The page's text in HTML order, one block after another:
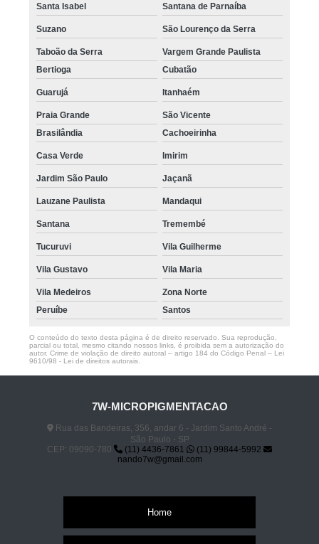
Santa Isabel Santana de Parnaíba
Suzano São Lourenço da Serra
Taboão da Serra
Vargem Grande Paulista
Bertioga
Cubatão
Guarujá Itanhaém
Praia Grande
São Vicente
Brasilândia
Cachoeirinha
Casa Verde Imirim
Jardim São Paulo Jaçanã
Lauzane Paulista Mandaqui
Santana Tremembé
Tucuruvi Vila Guilherme
Vila Gustavo Vila Maria
Vila Medeiros
Zona Norte
Peruíbe
Santos
O conteúdo do texto desta página é de direito reservado. Sua reprodução,
parcial ou total, mesmo citando nossos links, é proibida sem a autorização do
autor. Crime de violação de direito autoral – artigo 184 do Código Penal – Lei
9610/98 - Lei de direitos autorais
7W-MICROPIGMENTACAO
Rua das Bandeiras, 356, andar 6 - Jardim Santo André -
São Paulo - SP
CEP: 09090-780
(11) 4436-7861
(11) 99844-5992
nando7w@gmail.com
Home